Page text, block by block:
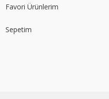
Favori Ürünlerim
Sepetim